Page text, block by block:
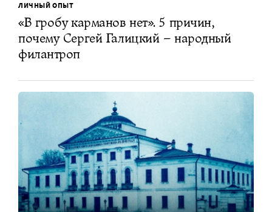
ЛИЧНЫЙ ОПЫТ
«В гробу карманов нет». 5 причин,
почему Сергей Галицкий – народный
филантроп